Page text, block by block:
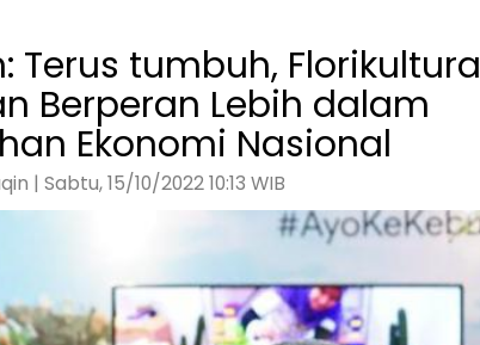
Terus tumbuh, Florikultura
Berperan Lebih dalam
Ekonomi Nasional
| Sabtu, 15/10/2022 10:13 WIB